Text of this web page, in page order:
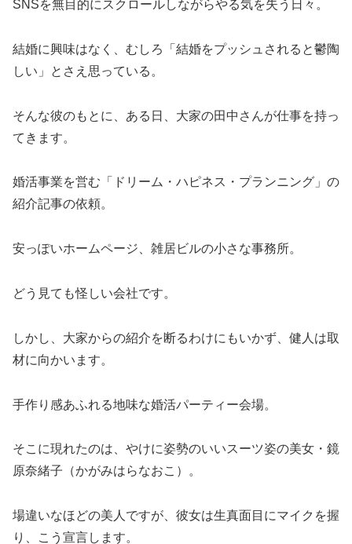
SNSを無目的にスクロールしながらやる気を失う日々。
結婚に興味はなく、むしろ「結婚をプッシュされると鬱陶
しい」とさえ思っている。
そんな彼のもとに、ある日、大家の田中さんが仕事を持っ
てきます。
婚活事業を営む「ドリーム・ハピネス・プランニング」の
紹介記事の依頼。
安っぽいホームページ、雑居ビルの小さな事務所。
どう見ても怪しい会社です。
しかし、大家からの紹介を断るわけにもいかず、健人は取
材に向かいます。
手作り感あふれる地味な婚活パーティー会場。
そこに現れたのは、やけに姿勢のいいスーツ姿の美女・鏡
原奈緒子（かがみはらなおこ）。
場違いなほどの美人ですが、彼女は生真面目にマイクを握
り、こう宣言します。